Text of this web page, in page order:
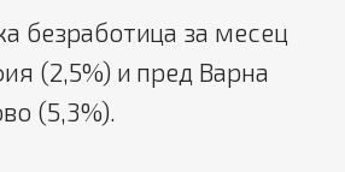
безработица зa месец
(2,5%) и пред Варна
(5,3%).